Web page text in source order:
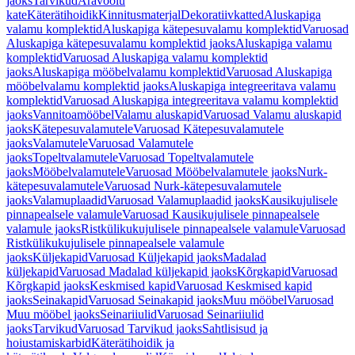
kateKäterätihoidikKinnitusmaterjalDekoratiivkattedAluskapiga
valamu komplektidAluskapiga kätepesuvalamu komplektidVaruosad
Aluskapiga kätepesuvalamu komplektid jaoksAluskapiga valamu
komplektidVaruosad Aluskapiga valamu komplektid
jaoksAluskapiga mööbelvalamu komplektidVaruosad Aluskapiga
mööbelvalamu komplektid jaoksAluskapiga integreeritava valamu
komplektidVaruosad Aluskapiga integreeritava valamu komplektid
jaoksVannitoamööbelValamu aluskapidVaruosad Valamu aluskapid
jaoksKätepesuvalamuteleVaruosad Kätepesuvalamutele
jaoksValamuteleVaruosad Valamutele
jaoksTopeltvalamuteleVaruosad Topeltvalamutele
jaoksMööbelvalamuteleVaruosad Mööbelvalamutele jaoksNurk-
kätepesuvalamuteleVaruosad Nurk-kätepesuvalamutele
jaoksValamuplaadidVaruosad Valamuplaadid jaoksKausikujulisele
pinnapealsele valamuleVaruosad Kausikujulisele pinnapealsele
valamule jaoksRistkülikukujulisele pinnapealsele valamuleVaruosad
Ristkülikukujulisele pinnapealsele valamule
jaoksKüljekapidVaruosad Küljekapid jaoksMadalad
küljekapidVaruosad Madalad küljekapid jaoksKõrgkapidVaruosad
Kõrgkapid jaoksKeskmised kapidVaruosad Keskmised kapid
jaoksSeinakapidVaruosad Seinakapid jaoksMuu mööbelVaruosad
Muu mööbel jaoksSeinariiulidVaruosad Seinariiulid
jaoksTarvikudVaruosad Tarvikud jaoksSahtlisisud ja
hoiustamiskarbidKäterätihoidik ja